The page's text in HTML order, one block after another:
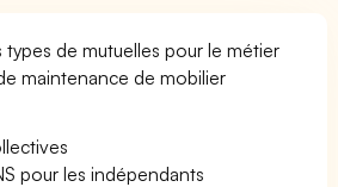
types de mutuelles pour le métier
maintenance de mobilier
pour les indépendants